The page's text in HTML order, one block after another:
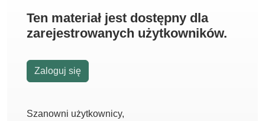
Ten materiał jest dostępny dla
zarejestrowanych użytkowników.
Zaloguj się
Szanowni użytkownicy,